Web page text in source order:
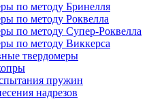
по методу Бринелля
по методу Роквелла
по методу Супер-Роквелла
по методу Виккерса
твердомеры
пружин
надрезов